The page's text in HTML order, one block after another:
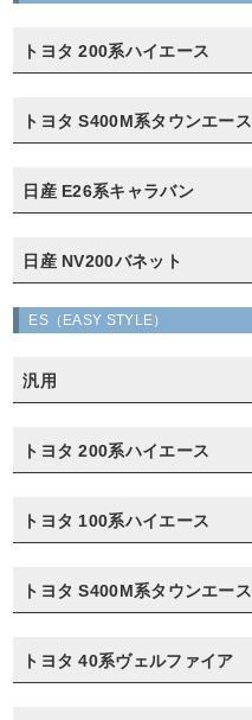
トヨタ 200系ハイエース
トヨタ S400M系タウンエース
日産 E26系キャラバン
日産 NV200バネット
ES（EASY STYLE）
汎用
トヨタ 200系ハイエース
トヨタ 100系ハイエース
トヨタ S400M系タウンエース
トヨタ 40系ヴェルファイア